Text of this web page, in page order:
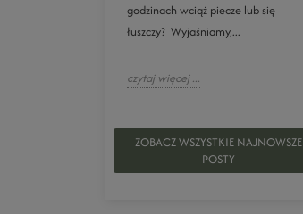
godzinach wciąż piecze lub się
łuszczy? Wyjaśniamy,...
czytaj więcej ...
ZOBACZ WSZYSTKIE NAJNOWSZE
POSTY